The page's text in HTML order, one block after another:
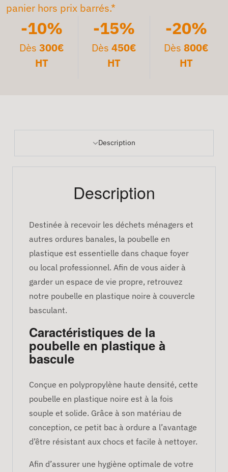
panier hors prix barrés.*
-10%
Dès300€
HT
-15%
Dès 450€
HT
-20%
Dès 800€
HT
Description
Description
Destinée à recevoir les déchets ménagers et
autres ordures banales, la poubelle en
plastique est essentielle dans chaque foyer
ou local professionnel. Afin de vous aider à
garder un espace de vie propre, retrouvez
notre poubelle en plastique noire à couvercle
basculant.
Caractéristiques de la
poubelle en plastique à
bascule
Conçue en polypropylène haute densité, cette
poubelle en plastique noire est à la fois
souple et solide. Grâce à son matériau de
conception, ce petit bac à ordure a l’avantage
d’être résistant aux chocs et facile à nettoyer.
Afin d’assurer une hygiène optimale de votre